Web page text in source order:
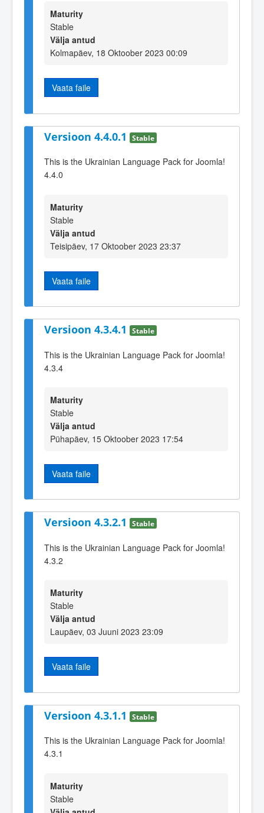
Maturity
Stable
Välja antud
Kolmapäev, 18 Oktoober 2023 00:09
Vaata faile
Versioon 4.4.0.1 Stable
This is the Ukrainian Language Pack for Joomla!
4.4.0
Maturity
Stable
Välja antud
Teisipäev, 17 Oktoober 2023 23:37
Vaata faile
Versioon 4.3.4.1 Stable
This is the Ukrainian Language Pack for Joomla!
4.3.4
Maturity
Stable
Välja antud
Pühapäev, 15 Oktoober 2023 17:54
Vaata faile
Versioon 4.3.2.1 Stable
This is the Ukrainian Language Pack for Joomla!
4.3.2
Maturity
Stable
Välja antud
Laupäev, 03 Juuni 2023 23:09
Vaata faile
Versioon 4.3.1.1 Stable
This is the Ukrainian Language Pack for Joomla!
4.3.1
Maturity
Stable